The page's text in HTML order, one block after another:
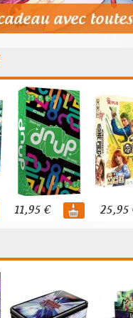
11,95 € 25,95